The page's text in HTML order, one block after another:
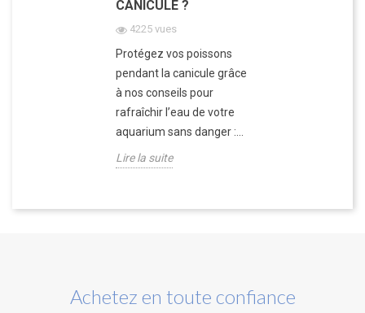
CANICULE ?
4225 vues
Protégez vos poissons
pendant la canicule grâce
à nos conseils pour
rafraîchir l’eau de votre
aquarium sans danger :...
Lire la suite
Achetez en toute confiance